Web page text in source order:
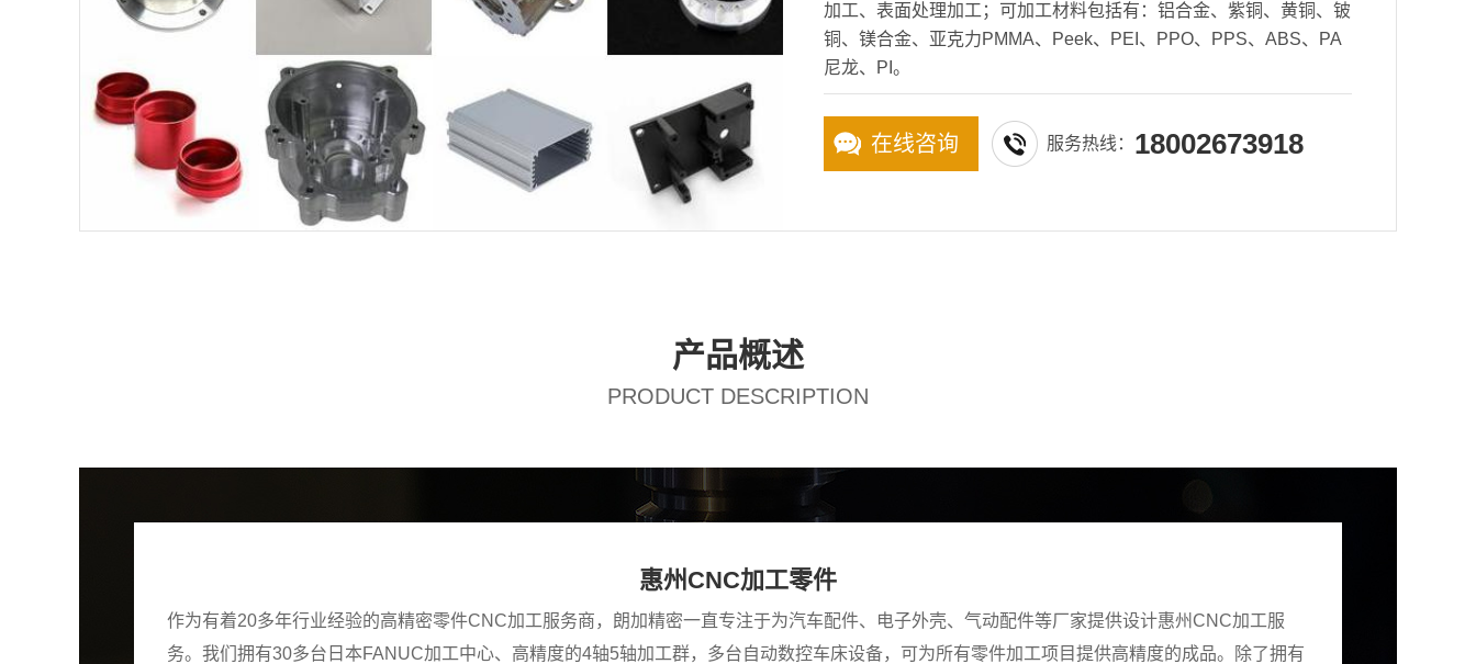
加工、表面处理加工；可加工材料包括有：铝合金、紫铜、黄铜、铍
铜、镁合金、亚克力PMMA、Peek、PEI、PPO、PPS、ABS、PA
尼龙、PI。
在线咨询 服务热线： 18002673918
产品概述
PRODUCT DESCRIPTION
惠州CNC加工零件
作为有着20多年行业经验的高精密零件CNC加工服务商，朗加精密一直专注于为汽车配件、电子外壳、气动配件等厂家提供设计惠州CNC加工服
务。我们拥有30多台日本FANUC加工中心、高精度的4轴5轴加工群，多台自动数控车床设备，可为所有零件加工项目提供高精度的成品。除了拥有